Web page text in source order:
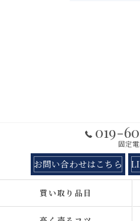
019-
固定
お問い合わせはこちら
買い取り品目